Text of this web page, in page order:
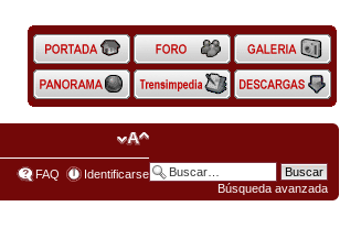
Búsqueda avanzada
FAQ Identificarse